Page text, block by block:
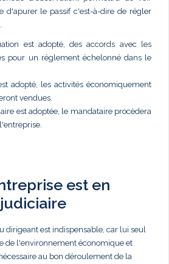
d'apurer le passif c'est-à-dire de régler
est adopté, des accords avec les
pour un réglement échelonné dans le
adopté, les activités économiquement
vendues.
est adoptée, le mandataire procèdera
est en
dirigeant est indispensable, car lui seul
de l'environnement économique et
au bon déroulement de la